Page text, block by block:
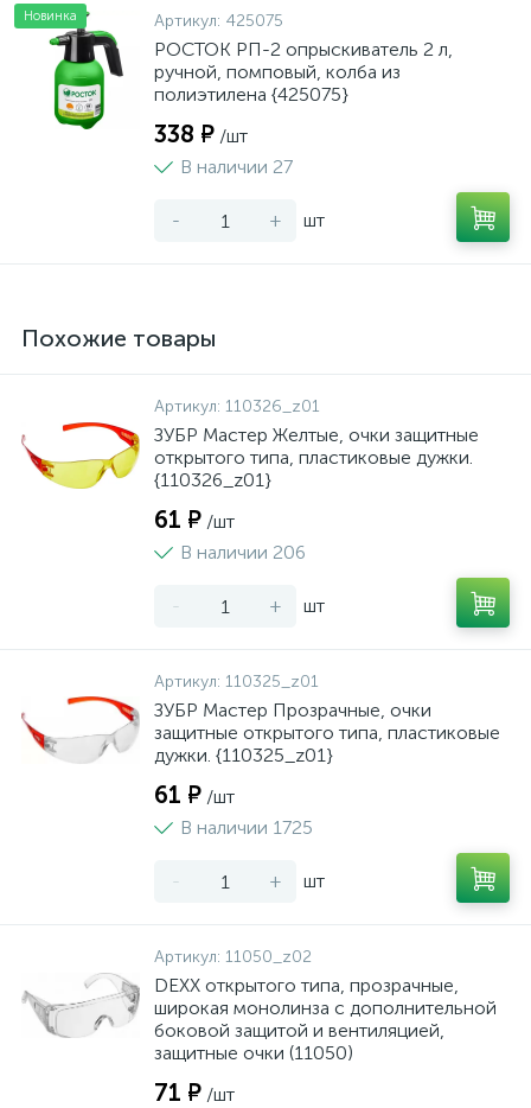
Новинка Артикул: 425075
РОСТОК РП-2 опрыскиватель 2 л,
ручной, помповый, колба из
полиэтилена {425075}
338 ₽ /шт
В наличии 27
- + шт
Похожие товары
Артикул: 110326_z01
ЗУБР Мастер Желтые, очки защитные
открытого типа, пластиковые дужки.
{110326_z01}
61 ₽ /шт
В наличии 206
- + шт
Артикул: 110325_z01
ЗУБР Мастер Прозрачные, очки
защитные открытого типа, пластиковые
дужки. {110325_z01}
61 ₽ /шт
В наличии 1725
- + шт
Артикул: 11050_z02
DEXX открытого типа, прозрачные,
широкая монолинза с дополнительной
боковой защитой и вентиляцией,
защитные очки (11050)
71 ₽ /шт